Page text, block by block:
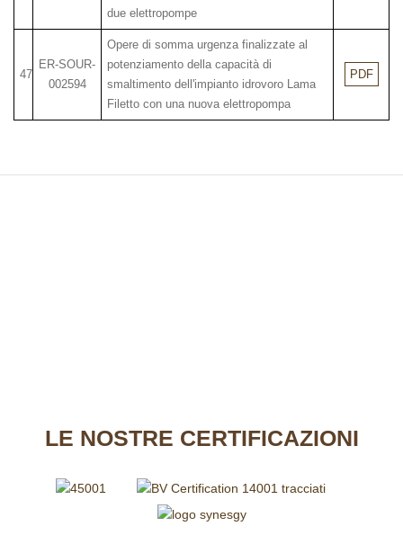
due elettropompe
47
ER-SOUR-
002594
Opere di somma urgenza finalizzate al
potenziamento della capacità di
smaltimento dell'impianto idrovoro Lama
Filetto con una nuova elettropompa
PDF
LE NOSTRE CERTIFICAZIONI